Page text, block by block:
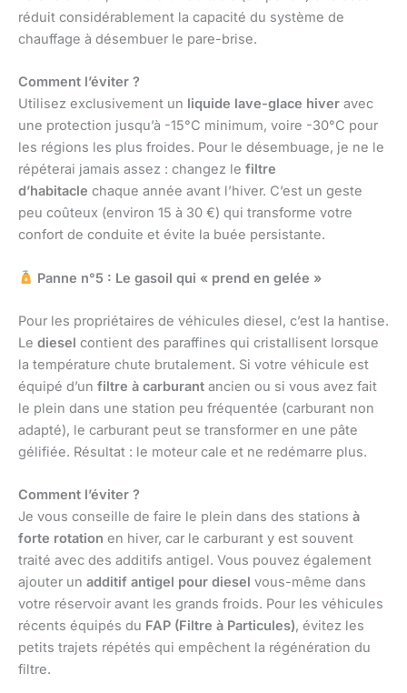
réduit considérablement la capacité du système de
chauffage à désembuer le pare-brise.
Comment l’éviter ?
Utilisez exclusivement un liquide lave-glace hiver avec
une protection jusqu’à -15°C minimum, voire -30°C pour
les régions les plus froides. Pour le désembuage, je ne le
répéterai jamais assez : changez le filtre
d’habitacle chaque année avant l’hiver. C’est un geste
peu coûteux (environ 15 à 30 €) qui transforme votre
confort de conduite et évite la buée persistante.
Panne n°5 : Le gasoil qui « prend en gelée »
Pour les propriétaires de véhicules diesel, c’est la hantise.
Le diesel contient des paraffines qui cristallisent lorsque
la température chute brutalement. Si votre véhicule est
équipé d’un filtre à carburant ancien ou si vous avez fait
le plein dans une station peu fréquentée (carburant non
adapté), le carburant peut se transformer en une pâte
gélifiée. Résultat : le moteur cale et ne redémarre plus.
Comment l’éviter ?
Je vous conseille de faire le plein dans des stations à
forte rotation en hiver, car le carburant y est souvent
traité avec des additifs antigel. Vous pouvez également
ajouter un additif antigel pour diesel vous-même dans
votre réservoir avant les grands froids. Pour les véhicules
récents équipés du FAP (Filtre à Particules), évitez les
petits trajets répétés qui empêchent la régénération du
filtre.